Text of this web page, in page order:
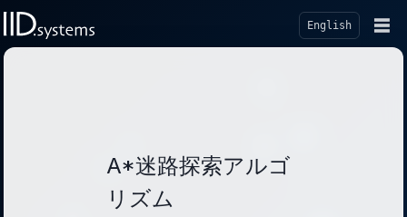
English ☰
A*迷路探索アルゴ
リズム